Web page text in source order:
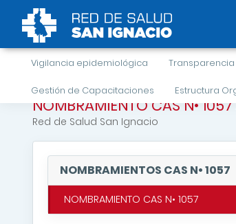
Vigilancia epidemiológica Transparencia
Gestión de Capacitaciones Estructura
NOMBRAMIENTO CAS N•
Red de Salud San Ignacio
NOMBRAMIENTOS CAS N• 1057
NOMBRAMIENTO CAS N• 1057